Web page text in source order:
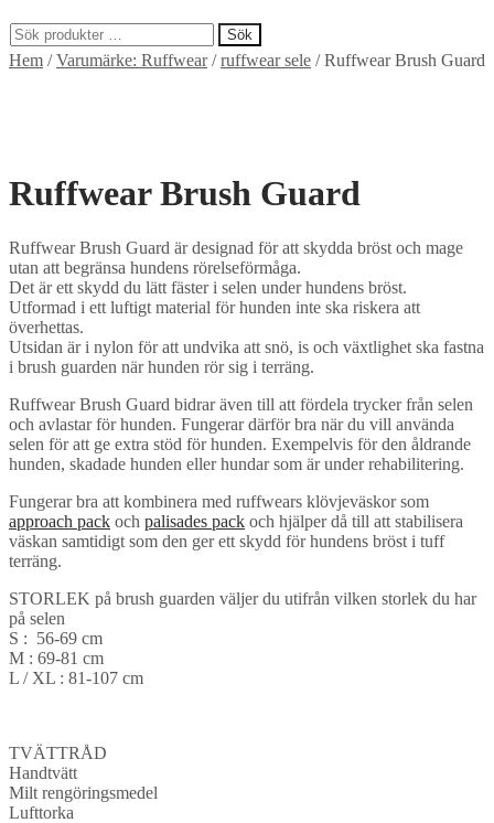
Sök
efter:
Sök
Hem /Varumärke: Ruffwear/ruffwear sele /Ruffwear Brush Guard
Ruffwear Brush Guard
Ruffwear Brush Guard är designad för att skydda bröst och mage
utan att begränsa hundens rörelseförmåga.
Det är ett skydd du lätt fäster i selen under hundens bröst.
Utformad i ett luftigt material för hunden inte ska riskera att
överhettas.
Utsidan är i nylon för att undvika att snö, is och växtlighet ska fastna
i brush guarden när hunden rör sig i terräng.
Ruffwear Brush Guard bidrar även till att fördela trycker från selen
och avlastar för hunden. Fungerar därför bra när du vill använda
selen för att ge extra stöd för hunden. Exempelvis för den åldrande
hunden, skadade hunden eller hundar som är under rehabilitering.
Fungerar bra att kombinera med ruffwears klövjeväskor som
approach pack och palisades pack och hjälper då till att stabilisera
väskan samtidigt som den ger ett skydd för hundens bröst i tuff
terräng.
STORLEK på brush guarden väljer du utifrån vilken storlek du har
på selen
S : 56-69 cm
M : 69-81 cm
L / XL : 81-107 cm
TVÄTTRÅD
Handtvätt
Milt rengöringsmedel
Lufttorka